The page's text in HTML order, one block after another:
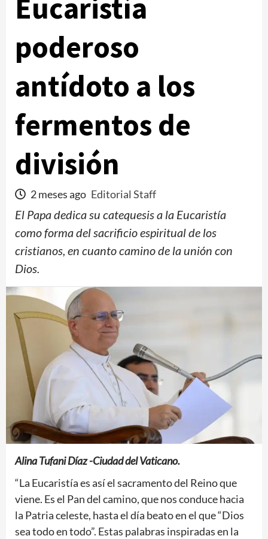
Eucaristía
poderoso
antídoto a los
fermentos de
división
2 meses ago Editorial Staff
El Papa dedica su catequesis a la Eucaristía
como forma del sacrificio espiritual de los
cristianos, en cuanto camino de la unión con
Dios.
Alina Tufani Díaz -Ciudad del Vaticano.
“La Eucaristía es así el sacramento del Reino que
viene. Es el Pan del camino, que nos conduce hacia
la Patria celeste, hasta el día beato en el que “Dios
sea todo en todo”. Estas palabras inspiradas en la